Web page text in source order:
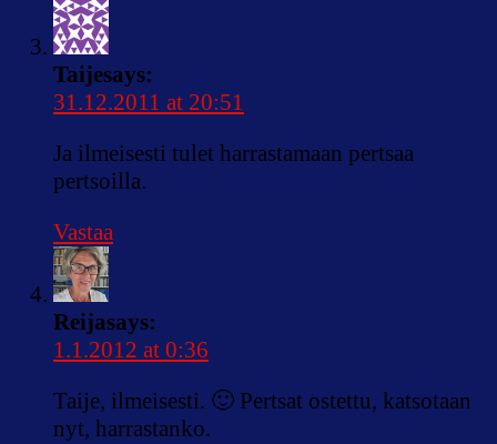
Taijesays:
31.12.2011 at 20:51
Ja ilmeisesti tulet harrastamaan pertsaa
pertsoilla.
Vastaa
Reijasays:
1.1.2012 at 0:36
Taije, ilmeisesti. 🙂 Pertsat ostettu, katsotaan
nyt, harrastanko.